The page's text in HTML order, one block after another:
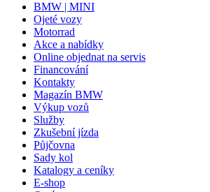
BMW | MINI
Ojeté vozy
Motorrad
Akce a nabídky
Online objednat na servis
Financování
Kontakty
Magazín BMW
Výkup vozů
Služby
Zkušební jízda
Půjčovna
Sady kol
Katalogy a ceníky
E-shop